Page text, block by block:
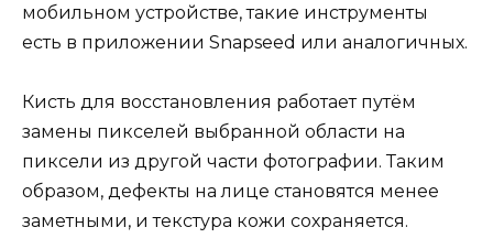
мобильном устройстве, такие инструменты
есть в приложении Snapseed или аналогичных.
Кисть для восстановления работает путём
замены пикселей выбранной области на
пиксели из другой части фотографии. Таким
образом, дефекты на лице становятся менее
заметными, и текстура кожи сохраняется.